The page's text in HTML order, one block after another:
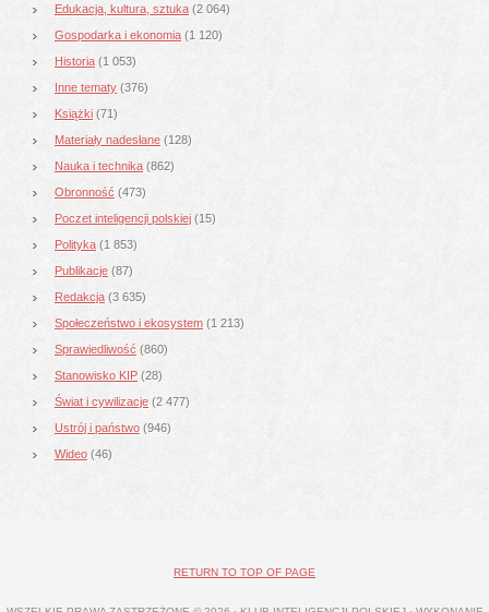
Edukacja, kultura, sztuka (2 064)
Gospodarka i ekonomia (1 120)
Historia (1 053)
Inne tematy (376)
Książki (71)
Materiały nadesłane (128)
Nauka i technika (862)
Obronność (473)
Poczet inteligencji polskiej (15)
Polityka (1 853)
Publikacje (87)
Redakcja (3 635)
Społeczeństwo i ekosystem (1 213)
Sprawiedliwość (860)
Stanowisko KIP (28)
Świat i cywilizacje (2 477)
Ustrój i państwo (946)
Wideo (46)
RETURN TO TOP OF PAGE